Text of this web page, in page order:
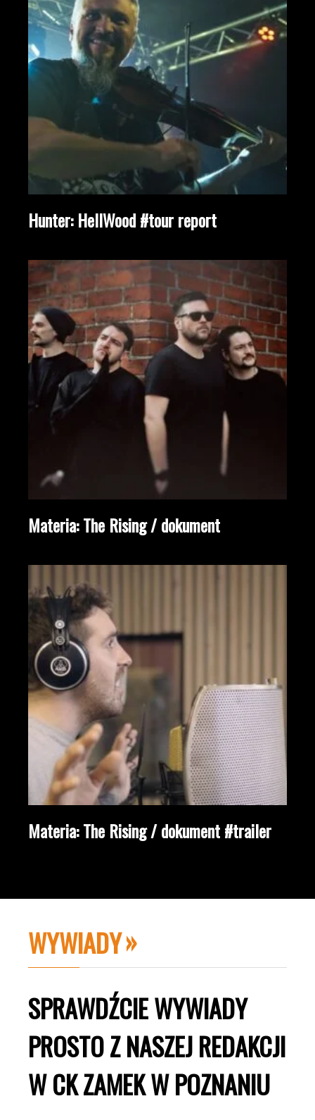
Hunter: HellWood #tour report
Materia: The Rising / dokument
Materia: The Rising / dokument #trailer
WYWIADY
SPRAWDŹCIE WYWIADY
PROSTO Z NASZEJ REDAKCJI
W CK ZAMEK W POZNANIU